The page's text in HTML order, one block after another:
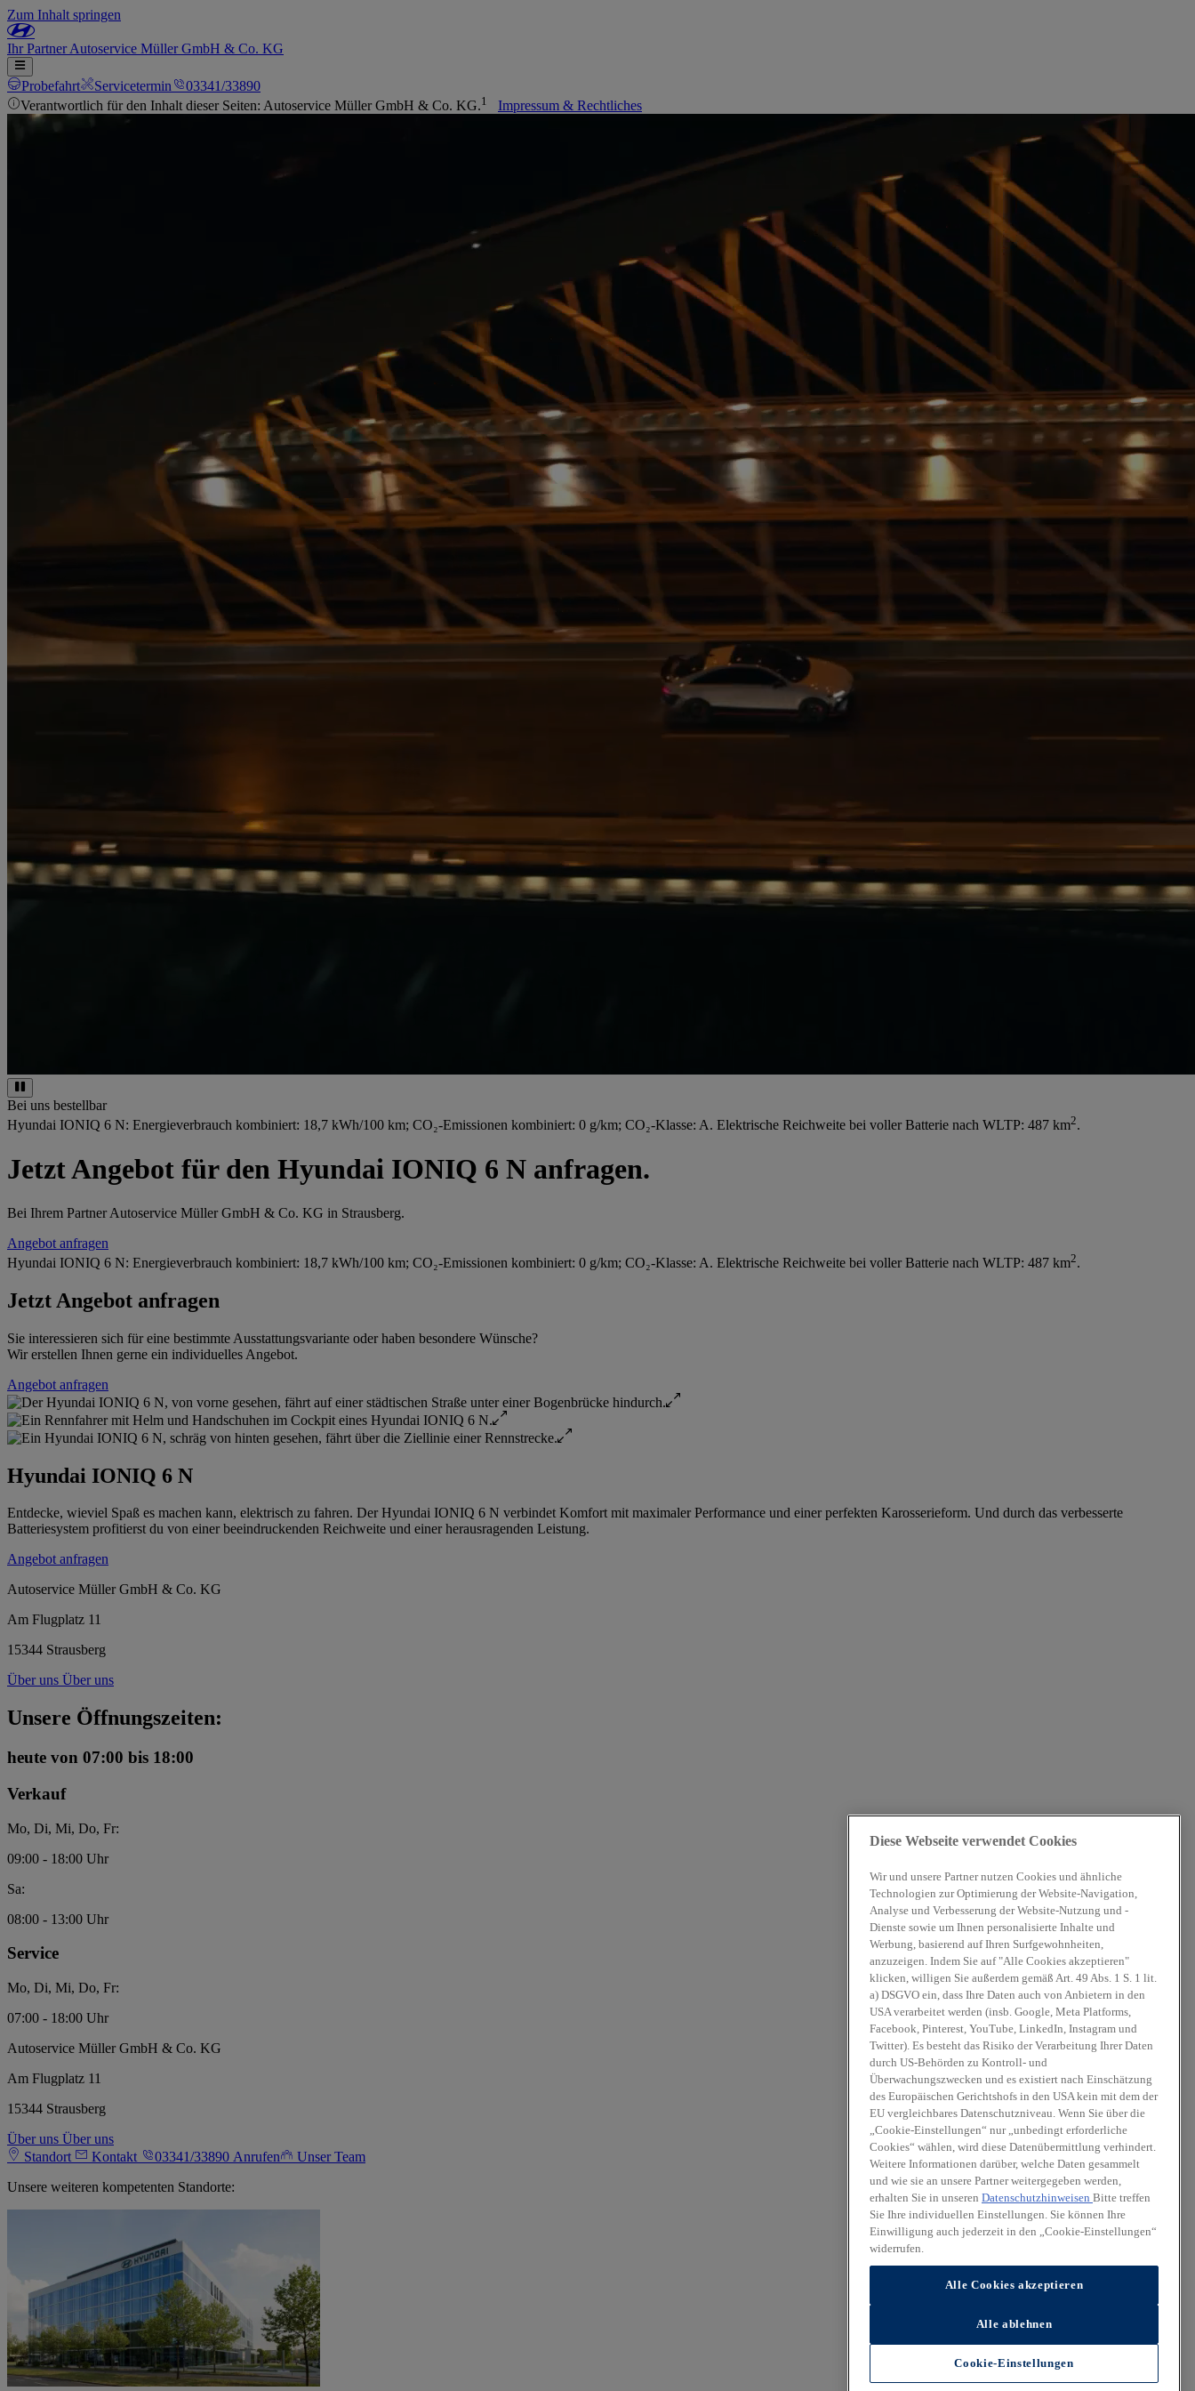
Zum Inhalt springen
IhrPartnerAutoservice Müller GmbH & Co. KG
Probefahrt Servicetermin
03341/33890
Verantwortlich für den Inhalt dieser Seiten: Autoservice Müller GmbH & Co. KG.1 Impressum & Rechtliches
Bei uns bestellbar
Hyundai IONIQ 6 N: Energieverbrauch kombiniert: 18,7 kWh/100 km; CO₂-Emissionen kombiniert: 0 g/km; CO₂-Klasse: A. Elektrische Reichweite bei voller Batterie nach WLTP: 487 km2.
Jetzt Angebot für den Hyundai IONIQ 6 N anfragen.
Bei Ihrem Partner Autoservice Müller GmbH & Co. KG in Strausberg.
Angebot anfragen
Hyundai IONIQ 6 N: Energieverbrauch kombiniert: 18,7 kWh/100 km; CO₂-Emissionen kombiniert: 0 g/km; CO₂-Klasse: A. Elektrische Reichweite bei voller Batterie nach WLTP: 487 km2.
Jetzt Angebot anfragen
Sie interessieren sich für eine bestimmte Ausstattungsvariante oder haben besondere Wünsche?
Wir erstellen Ihnen gerne ein individuelles Angebot.
Angebot anfragen
Hyundai IONIQ 6 N
Entdecke, wieviel Spaß es machen kann, elektrisch zu fahren. Der Hyundai IONIQ 6 N verbindet Komfort mit maximaler Performance und einer perfekten Karosserieform. Und durch das verbesserte
Batteriesystem profitierst du von einer beeindruckenden Reichweite und einer herausragenden Leistung.
Angebot anfragen
Autoservice Müller GmbH & Co. KG
Am Flugplatz 11
15344 Strausberg
Über uns Über uns
Unsere Öffnungszeiten:
heute von 07:00 bis 18:00
Verkauf
Mo, Di, Mi, Do, Fr:
09:00 - 18:00 Uhr
Sa:
08:00 - 13:00 Uhr
Service
Mo, Di, Mi, Do, Fr:
07:00 - 18:00 Uhr
Autoservice Müller GmbH & Co. KG
Am Flugplatz 11
15344 Strausberg
Über uns Über uns
Standort
Kontakt 03341/33890 Anrufen
Unser Team
Unsere weiteren kompetenten Standorte:
Diese Webseite verwendet Cookies
Wir und unsere Partner nutzen Cookies und ähnliche
Technologien zur Optimierung der Website-Navigation,
Analyse und Verbesserung der Website-Nutzung und -
Dienste sowie um Ihnen personalisierte Inhalte und
Werbung, basierend auf Ihren Surfgewohnheiten,
anzuzeigen. Indem Sie auf "Alle Cookies akzeptieren"
klicken, willigen Sie außerdem gemäß Art. 49 Abs. 1 S. 1 lit.
a) DSGVO ein, dass Ihre Daten auch von Anbietern in den
USA verarbeitet werden (insb. Google, Meta Platforms,
Facebook, Pinterest, YouTube, LinkedIn, Instagram und
Twitter). Es besteht das Risiko der Verarbeitung Ihrer Daten
durch US-Behörden zu Kontroll- und
Überwachungszwecken und es existiert nach Einschätzung
des Europäischen Gerichtshofs in den USA kein mit dem der
EU vergleichbares Datenschutzniveau. Wenn Sie über die
„Cookie-Einstellungen“ nur „unbedingt erforderliche
Cookies“ wählen, wird diese Datenübermittlung verhindert.
Weitere Informationen darüber, welche Daten gesammelt
und wie sie an unsere Partner weitergegeben werden,
erhalten Sie in unseren Datenschutzhinweisen Bitte treffen
Sie Ihre individuellen Einstellungen. Sie können Ihre
Einwilligung auch jederzeit in den „Cookie-Einstellungen“
widerrufen.
Alle Cookies akzeptieren
Alle ablehnen
Cookie-Einstellungen